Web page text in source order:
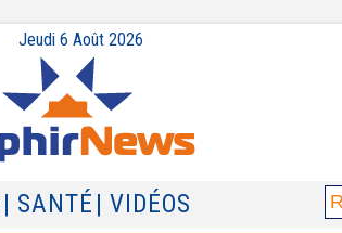
Jeudi 6 Août 2026
| SANTÉ | VIDÉOS